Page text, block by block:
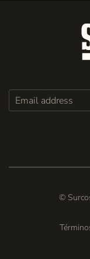
©